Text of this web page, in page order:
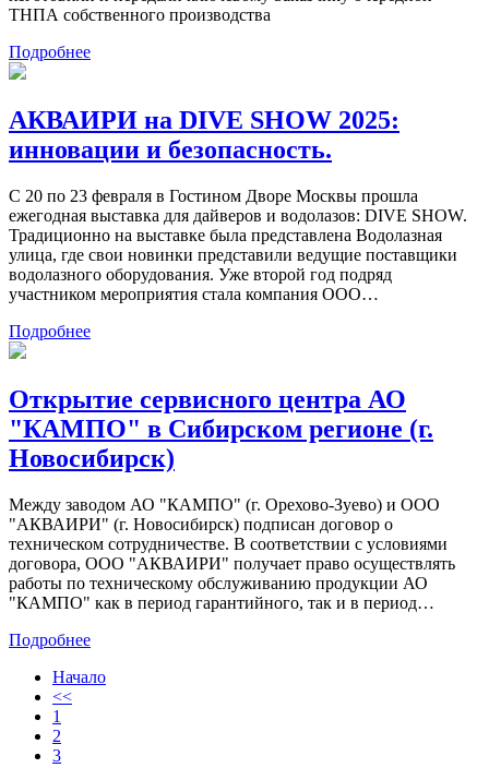
ТНПА собственного производства
Подробнее
АКВАИРИ на DIVE SHOW 2025:
инновации и безопасность.
С 20 по 23 февраля в Гостином Дворе Москвы прошла
ежегодная выставка для дайверов и водолазов: DIVE SHOW.
Традиционно на выставке была представлена Водолазная
улица, где свои новинки представили ведущие поставщики
водолазного оборудования. Уже второй год подряд
участником мероприятия стала компания ООО…
Подробнее
Открытие сервисного центра АО
"КАМПО" в Сибирском регионе (г.
Новосибирск)
Между заводом АО "КАМПО" (г. Орехово-Зуево) и ООО
"АКВАИРИ" (г. Новосибирск) подписан договор о
техническом сотрудничестве. В соответствии с условиями
договора, ООО "АКВАИРИ" получает право осуществлять
работы по техническому обслуживанию продукции АО
"КАМПО" как в период гарантийного, так и в период…
Подробнее
Начало
<<
1
2
3